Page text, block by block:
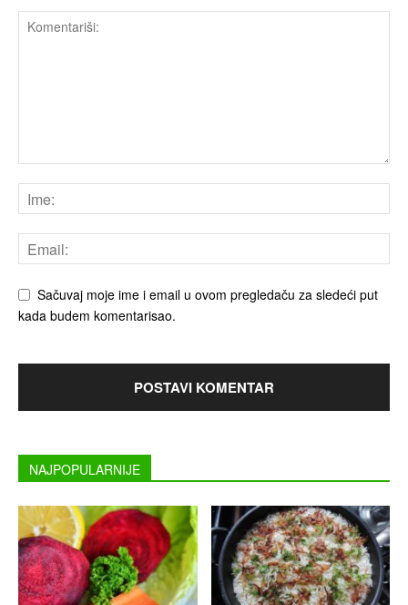
Sačuvaj moje ime i email u ovom pregledaču za sledeći put
kada budem komentarisao.
NAJPOPULARNIJE